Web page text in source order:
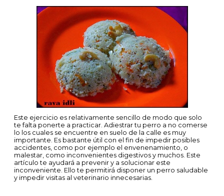
Este ejercicio es relativamente sencillo de modo que solo
te falta ponerte a practicar. Adiestrar tu perro a no comerse
lo los cuales se encuentre en suelo de la calle es muy
importante. Es bastante útil con el fin de impedir posibles
accidentes, como por ejemplo el envenenamiento, o
malestar, como inconvenientes digestivos y muchos. Este
artículo te ayudará a prevenir y a solucionar este
inconveniente. Ello te permitirá disponer un perro saludable
y impedir visitas al veterinario innecesarias.